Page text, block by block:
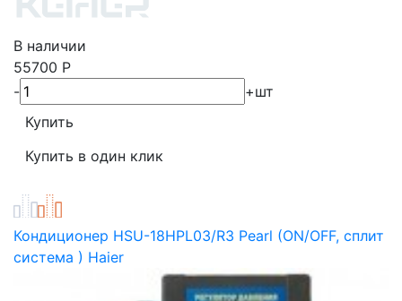
В наличии
55700 Р
-
+шт
Кондиционер HSU-18HPL03/R3 Pearl (ON/OFF, сплит
система ) Haier